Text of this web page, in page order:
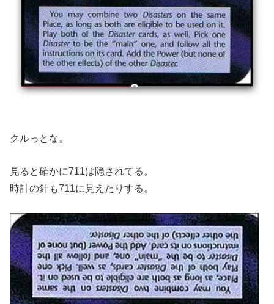
クルっとな。
見ると確かに711は隠されてる。
時計の針も711に見えたりする。